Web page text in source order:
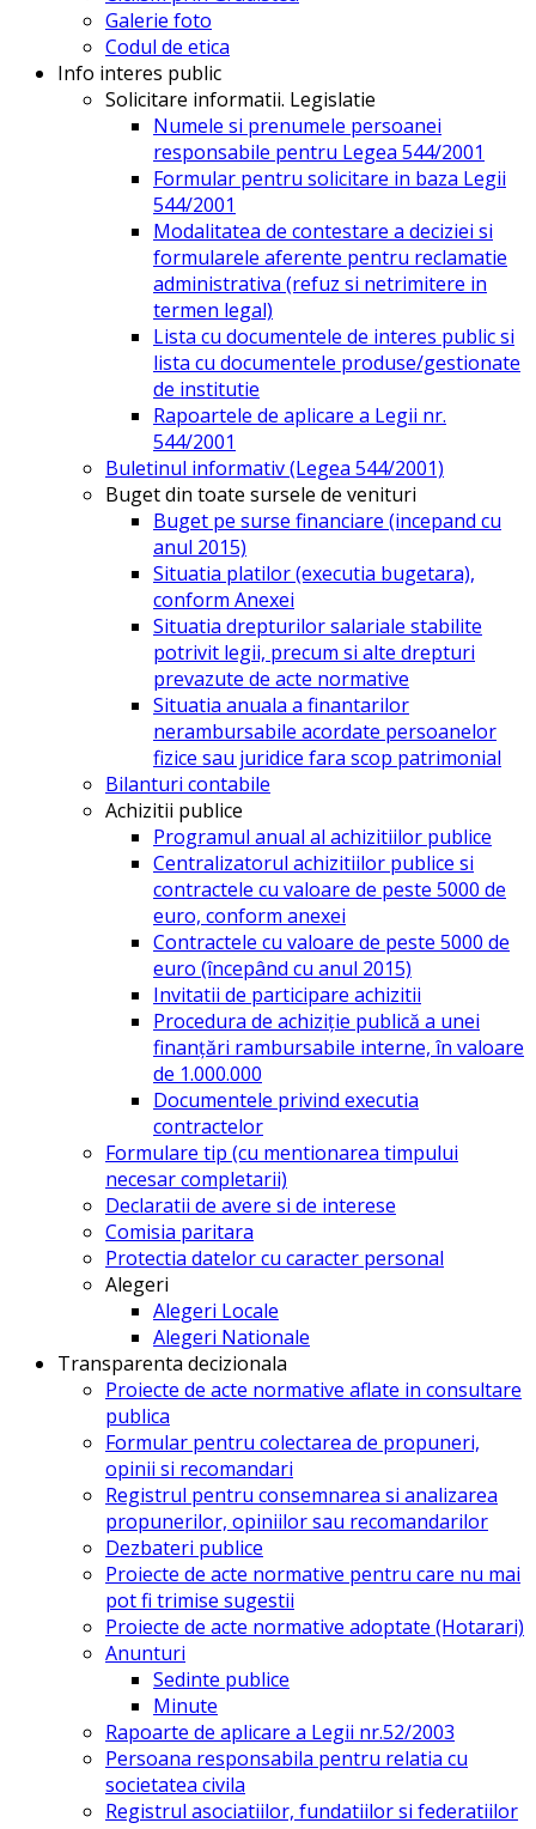
Galerie foto
Codul de etica
Info interes public
Solicitare informatii. Legislatie
Numele si prenumele persoanei
responsabile pentru Legea 544/2001
Formular pentru solicitare in baza Legii
544/2001
Modalitatea de contestare a deciziei si
formularele aferente pentru reclamatie
administrativa (refuz si netrimitere in
termen legal)
Lista cu documentele de interes public si
lista cu documentele produse/gestionate
de institutie
Rapoartele de aplicare a Legii nr.
544/2001
Buletinul informativ (Legea 544/2001)
Buget din toate sursele de venituri
Buget pe surse financiare (incepand cu
anul 2015)
Situatia platilor (executia bugetara),
conform Anexei
Situatia drepturilor salariale stabilite
potrivit legii, precum si alte drepturi
prevazute de acte normative
Situatia anuala a finantarilor
nerambursabile acordate persoanelor
fizice sau juridice fara scop patrimonial
Bilanturi contabile
Achizitii publice
Programul anual al achizitiilor publice
Centralizatorul achizitiilor publice si
contractele cu valoare de peste 5000 de
euro, conform anexei
Contractele cu valoare de peste 5000 de
euro (începând cu anul 2015)
Invitatii de participare achizitii
Procedura de achiziție publică a unei
finanțări rambursabile interne, în valoare
de 1.000.000
Documentele privind executia
contractelor
Formulare tip (cu mentionarea timpului
necesar completarii)
Declaratii de avere si de interese
Comisia paritara
Protectia datelor cu caracter personal
Alegeri
Alegeri Locale
Alegeri Nationale
Transparenta decizionala
Proiecte de acte normative aflate in consultare
publica
Formular pentru colectarea de propuneri,
opinii si recomandari
Registrul pentru consemnarea si analizarea
propunerilor, opiniilor sau recomandarilor
Dezbateri publice
Proiecte de acte normative pentru care nu mai
pot fi trimise sugestii
Proiecte de acte normative adoptate (Hotarari)
Anunturi
Sedinte publice
Minute
Rapoarte de aplicare a Legii nr.52/2003
Persoana responsabila pentru relatia cu
societatea civila
Registrul asociatiilor, fundatiilor si federatiilor